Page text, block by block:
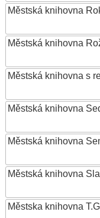
Městská knihovna
Městská knihovna
Městská knihovna s
Městská knihovna
Městská knihovna
Městská knihovna
Městska knihovna